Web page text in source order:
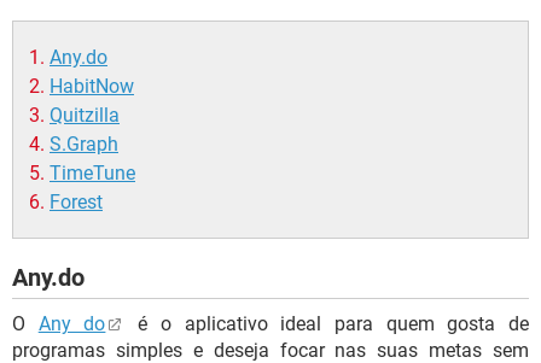
Any.do
HabitNow
Quitzilla
S.Graph
TimeTune
Forest
Any.do
O Any do
é o aplicativo ideal para quem gosta de
programas simples e deseja focar nas suas metas sem